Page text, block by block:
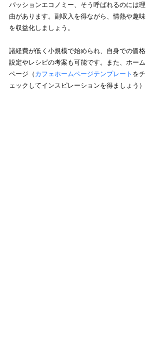
パッションエコノミー、そう呼ばれるのには理
由があります。副収入を得ながら、情熱や趣味
を収益化しましょう。
諸経費が低く小規模で始められ、自身での価格
設定やレシピの考案も可能です。また、ホーム
ページ（ カフェホームページテンプレート をチ
ェックしてインスピレーションを得ましょう）